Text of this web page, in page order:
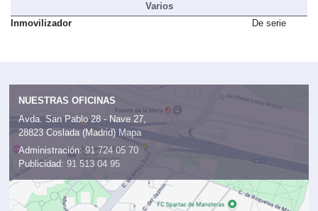
Varios
Inmovilizador
De serie
NUESTRAS OFICINAS
Avda. San Pablo 28 - Nave 27,
28823 Coslada (Madrid) Mapa
Administración: 91 724 05 70
Publicidad: 91 513 04 95